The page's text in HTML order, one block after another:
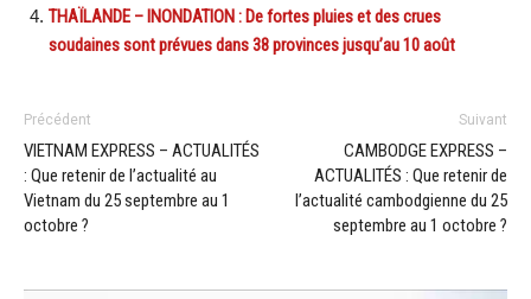
THAÏLANDE – INONDATION : De fortes pluies et des crues
soudaines sont prévues dans 38 provinces jusqu’au 10 août
Précédent
VIETNAM EXPRESS – ACTUALITÉS
: Que retenir de l’actualité au
Vietnam du 25 septembre au 1
octobre ?
Suivant
CAMBODGE EXPRESS –
ACTUALITÉS : Que retenir de
l’actualité cambodgienne du 25
septembre au 1 octobre ?